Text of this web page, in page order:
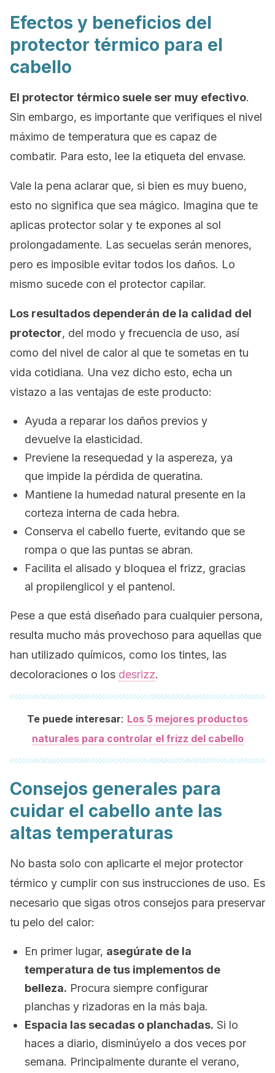
Efectos y beneficios del
protector térmico para el
cabello
El protector térmico suele ser muy efectivo.
Sin embargo, es importante que verifiques el nivel
máximo de temperatura que es capaz de
combatir. Para esto, lee la etiqueta del envase.
Vale la pena aclarar que, si bien es muy bueno,
esto no significa que sea mágico. Imagina que te
aplicas protector solar y te expones al sol
prolongadamente. Las secuelas serán menores,
pero es imposible evitar todos los daños. Lo
mismo sucede con el protector capilar.
Los resultados dependerán de la calidad del
protector, del modo y frecuencia de uso, así
como del nivel de calor al que te sometas en tu
vida cotidiana. Una vez dicho esto, echa un
vistazo a las ventajas de este producto:
Ayuda a reparar los daños previos y
devuelve la elasticidad.
Previene la resequedad y la aspereza, ya
que impide la pérdida de queratina.
Mantiene la humedad natural presente en la
corteza interna de cada hebra.
Conserva el cabello fuerte, evitando que se
rompa o que las puntas se abran.
Facilita el alisado y bloquea el frizz, gracias
al propilenglicol y el pantenol.
Pese a que está diseñado para cualquier persona,
resulta mucho más provechoso para aquellas que
han utilizado químicos, como los tintes, las
decoloraciones o los desrizz.
Te puede interesar: Los 5 mejores productos
naturales para controlar el frizz del cabello
Consejos generales para
cuidar el cabello ante las
altas temperaturas
No basta solo con aplicarte el mejor protector
térmico y cumplir con sus instrucciones de uso. Es
necesario que sigas otros consejos para preservar
tu pelo del calor:
En primer lugar, asegúrate de la
temperatura de tus implementos de
belleza. Procura siempre configurar
planchas y rizadoras en la más baja.
Espacia las secadas o planchadas. Si lo
haces a diario, disminúyelo a dos veces por
semana. Principalmente durante el verano,